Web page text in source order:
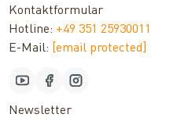
Kontaktformular
Hotline: +49 351 25930011
E-Mail:
[email protected]
Newsletter